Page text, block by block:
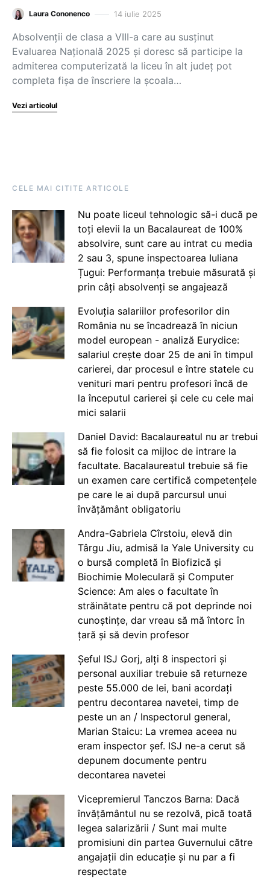
Laura Cononenco 14 iulie 2025
Absolvenții de clasa a VIII-a care au susținut
Evaluarea Națională 2025 și doresc să participe la
admiterea computerizată la liceu în alt județ pot
completa fișa de înscriere la școala…
Vezi articolul
CELE MAI CITITE ARTICOLE
Nu poate liceul tehnologic să-i ducă pe
toți elevii la un Bacalaureat de 100%
absolvire, sunt care au intrat cu media
2 sau 3, spune inspectoarea Iuliana
Țugui: Performanța trebuie măsurată și
prin câți absolvenți se angajează
Evoluția salariilor profesorilor din
România nu se încadrează în niciun
model european - analiză Eurydice:
salariul crește doar 25 de ani în timpul
carierei, dar procesul e între statele cu
venituri mari pentru profesori încă de
la începutul carierei și cele cu cele mai
mici salarii
Daniel David: Bacalaureatul nu ar trebui
să fie folosit ca mijloc de intrare la
facultate. Bacalaureatul trebuie să fie
un examen care certifică competențele
pe care le ai după parcursul unui
învățământ obligatoriu
Andra-Gabriela Cîrstoiu, elevă din
Târgu Jiu, admisă la Yale University cu
o bursă completă în Biofizică și
Biochimie Moleculară și Computer
Science: Am ales o facultate în
străinătate pentru că pot deprinde noi
cunoștințe, dar vreau să mă întorc în
țară și să devin profesor
Șeful ISJ Gorj, alți 8 inspectori și
personal auxiliar trebuie să returneze
peste 55.000 de lei, bani acordați
pentru decontarea navetei, timp de
peste un an / Inspectorul general,
Marian Staicu: La vremea aceea nu
eram inspector șef. ISJ ne-a cerut să
depunem documente pentru
decontarea navetei
Vicepremierul Tanczos Barna: Dacă
învățământul nu se rezolvă, pică toată
legea salarizării / Sunt mai multe
promisiuni din partea Guvernului către
angajații din educație și nu par a fi
respectate